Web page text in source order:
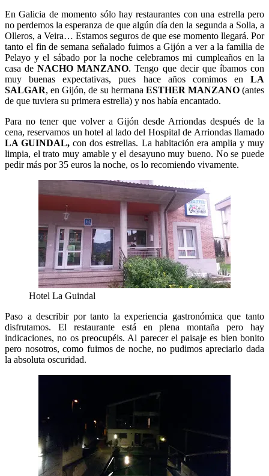
En Galicia de momento sólo hay restaurantes con una estrella pero
no perdemos la esperanza de que algún día den la segunda a Solla, a
Olleros, a Veira… Estamos seguros de que ese momento llegará. Por
tanto el fin de semana señalado fuimos a Gijón a ver a la familia de
Pelayo y el sábado por la noche celebramos mi cumpleaños en la
casa deNACHO MANZANO. Tengo que decir que íbamos con
muy buenas expectativas, pues hace años comimos en LA
SALGAR, en Gijón, de su hermana ESTHER MANZANO(antes
de que tuviera su primera estrella) y nos había encantado.
Para no tener que volver a Gijón desde Arriondas después de la
cena, reservamos un hotel al lado del Hospital de Arriondas llamado
LA GUINDAL, con dos estrellas. La habitación era amplia y muy
limpia, el trato muy amable y el desayuno muy bueno. No se puede
pedir más por 35 euros la noche, os lo recomiendo vivamente.
Hotel La Guindal
Paso a describir por tanto la experiencia gastronómica que tanto
disfrutamos. El restaurante está en plena montaña pero hay
indicaciones, no os preocupéis. Al parecer el paisaje es bien bonito
pero nosotros, como fuimos de noche, no pudimos apreciarlo dada
la absoluta oscuridad.